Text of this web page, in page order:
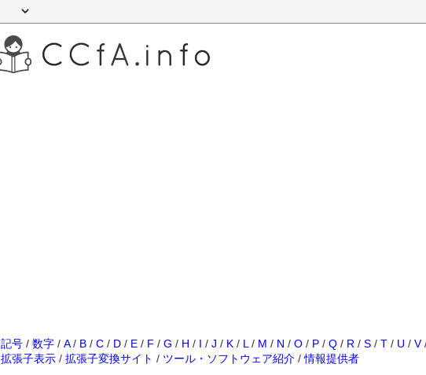
記号 / 数字 / A/ B / C / D / E / F / G / H / I / J / K / L / M / N / O / P / Q / R / S / T / U / V
拡張子表示 / 拡張子変換サイト / ツール・ソフトウェア紹介 /情報提供者